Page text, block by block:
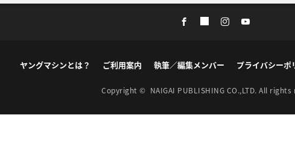
ヤングマシンとは？ ご利用案内 執筆／編集メンバー プライバシーポ
Copyright © NAIGAI PUBLISHING CO.,LTD. All rights